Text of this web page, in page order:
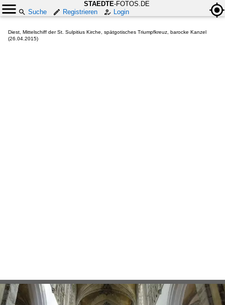
STAEDTE-FOTOS.DE
Suche
Registrieren Login
Diest, Mittelschiff der St. Sulpitius Kirche, spätgotisches Triumpfkreuz, barocke Kanzel
(26.04.2015)